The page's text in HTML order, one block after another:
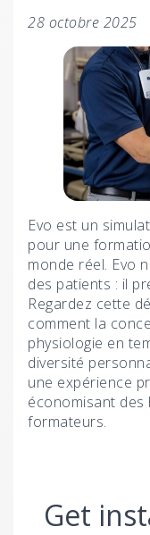
28 octobre 2025
Evo est un
pour une
monde réel. Evo
des patients : il
Regardez cette
comment la
physiologie en
diversité
une expérience
économisant
formateurs.
Get